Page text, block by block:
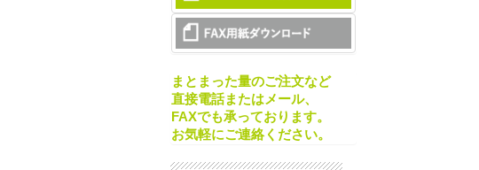
まとまった量のご注文など
直接電話またはメール、
FAXでも承っております。
お気軽にご連絡ください。